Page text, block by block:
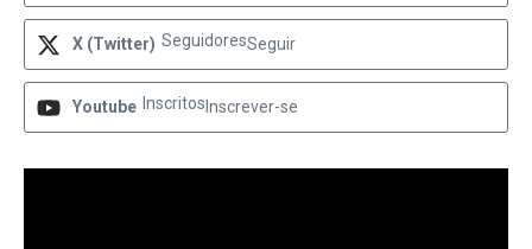
X (Twitter) SeguidoresSeguir
Youtube Inscritos Inscrever-se